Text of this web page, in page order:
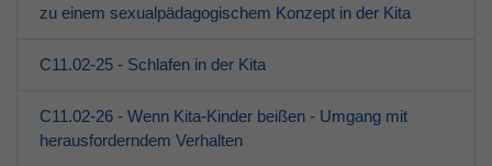
zu einem sexualpädagogischem Konzept in der Kita
C11.02-25 - Schlafen in der Kita
C11.02-26 - Wenn Kita-Kinder beißen - Umgang mit
herausforderndem Verhalten